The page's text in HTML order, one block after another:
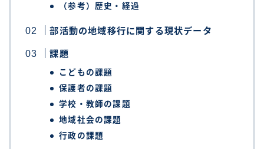
（参考）歴史・経過
部活動の地域移行に関する現状データ
課題
こどもの課題
保護者の課題
学校・教師の課題
地域社会の課題
行政の課題